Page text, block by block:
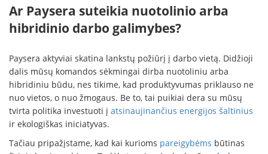
Ar Paysera suteikia nuotolinio arba
hibridinio darbo galimybes?
Paysera aktyviai skatina lankstų požiūrį į darbo vietą. Didžioji
dalis mūsų komandos sėkmingai dirba nuotoliniu arba
hibridiniu būdu, nes tikime, kad produktyvumas priklauso ne
nuo vietos, o nuo žmogaus. Be to, tai puikiai dera su mūsų
tvirta politika investuoti į atsinaujinančius energijos šaltinius
ir ekologiškas iniciatyvas.
Tačiau pripažįstame, kad kai kurioms pareigybėms būtinas